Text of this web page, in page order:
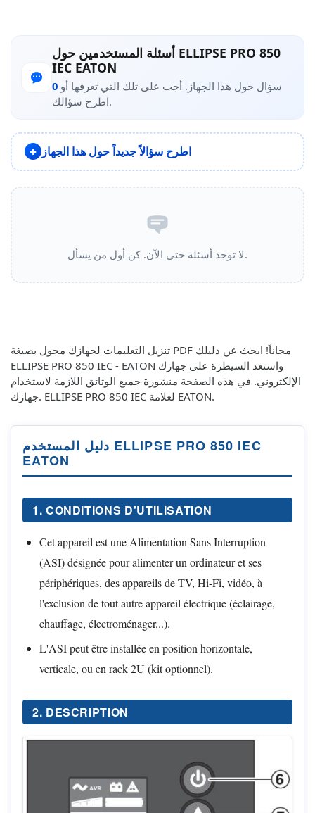
أسئلة المستخدمين حول ELLIPSE PRO 850
IEC EATON
0
اطرح سؤالك.
اطرح سؤالاً جديداً حول هذا الجهاز
لا توجد أسئلة حتى الآن. كن أول من يسأل.
تنزيل التعليمات لجهازك محول بصيغة PDF مجاناً! ابحث عن دليلك
ELLIPSE PRO 850 IEC - EATON واستعد السيطرة على جهازك
الإلكتروني. في هذه الصفحة منشورة جميع الوثائق اللازمة لاستخدام
جهازك. ELLIPSE PRO 850 IEC لعلامة EATON.
دليل المستخدم ELLIPSE PRO 850 IEC
EATON
1. CONDITIONS D'UTILISATION
Cet appareil est une Alimentation Sans Interruption
(ASI) désignée pour alimenter un ordinateur et ses
périphériques, des appareils de TV, Hi-Fi, vidéo, à
l'exclusion de tout autre appareil électrique (éclairage,
chauffage, électroménager...).
L'ASI peut être installée en position horizontale,
verticale, ou en rack 2U (kit optionnel).
2. DESCRIPTION